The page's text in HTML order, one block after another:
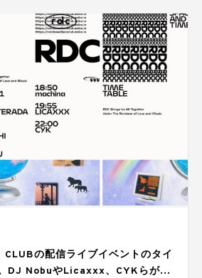
の配信ライブイベントのタイ
DJ NobuやLicaxxx、CYKらが出